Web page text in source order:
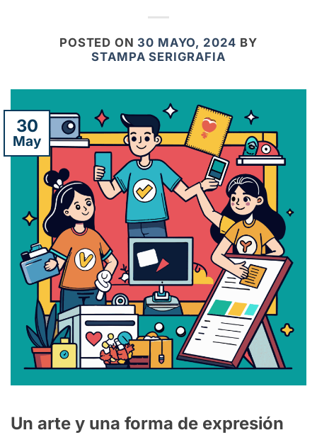
POSTED ON 30 MAYO, 2024 BY
STAMPA SERIGRAFIA
30
May
Un arte y una forma de expresión